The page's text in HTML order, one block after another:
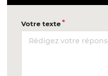
Votre texte